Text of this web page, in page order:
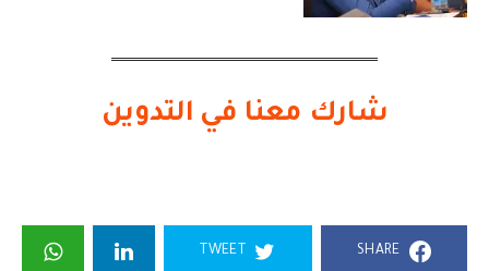
شارك معنا في التدوين
SHARE
TWEET